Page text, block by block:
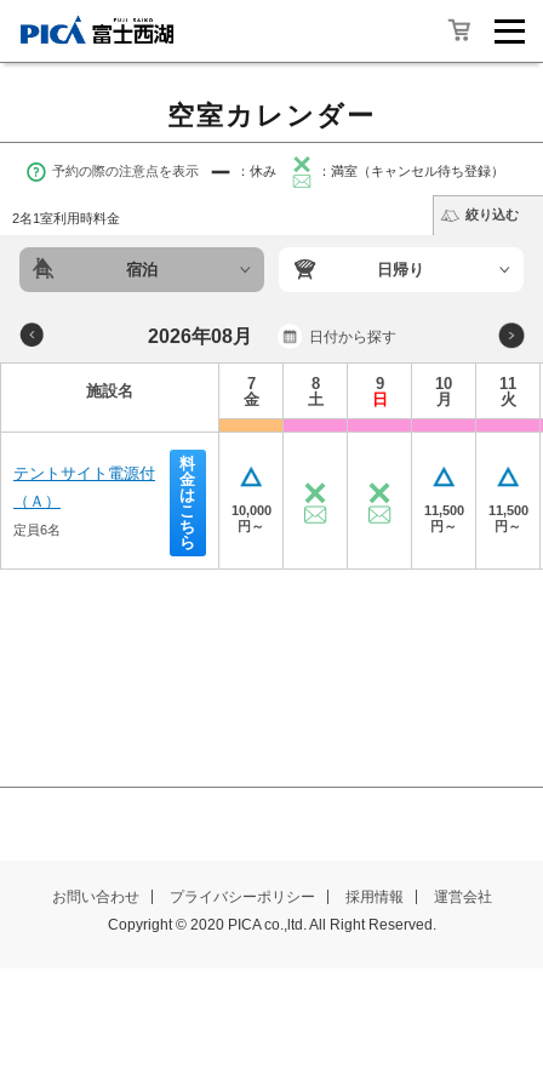
空室カレンダー
宿泊 日帰り
予約の際の注意点を表示 ：休み ：満室（キャンセル待ち登録）
2名1室利用時料金 絞り込む
2026年08月 日付から探す
施設名
7
金
8
土
9
日
10
月
11
火
テントサイト電源付
（Ａ）
定員6名
料
金
は
こ
ち
ら
10,000
円～
11,500
円～
11,500
円～
お問い合わせ プライバシーポリシー 採用情報 運営会社
Copyright © 2020 PICA co.,ltd. All Right Reserved.